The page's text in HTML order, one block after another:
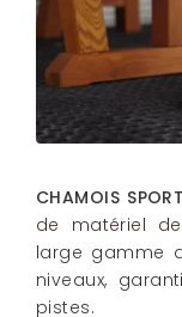
CHAMOIS
de matériel
large gamme
niveaux,
pistes.